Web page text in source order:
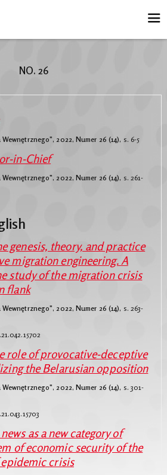
NO. 26
2022, Numer 26 (14), s. 6-5
in-Chief
2022, Numer 26 (14), s. 261-
genesis, theory, and practice
migration engineering. A
study of the migration crisis
flank
2022, Numer 26 (14), s. 263-
role of provocative-deceptive
the Belarusian opposition
2022, Numer 26 (14), s. 301-
news as a new category of
of economic security of the
crisis